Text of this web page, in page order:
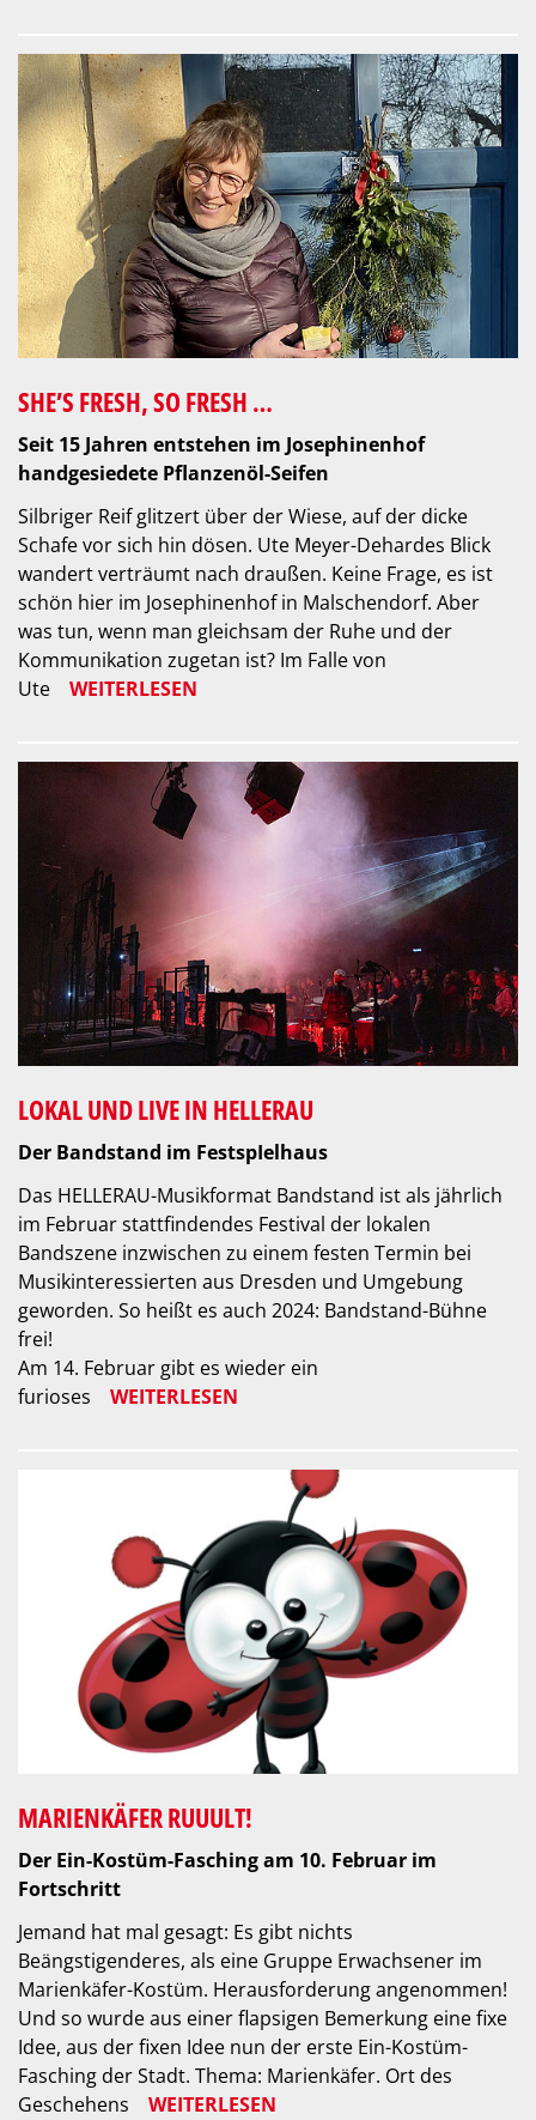
SHE’S FRESH, SO FRESH …
Seit 15 Jahren entstehen im Josephinenhof
handgesiedete Pflanzenöl-Seifen
Silbriger Reif glitzert über der Wiese, auf der dicke
Schafe vor sich hin dösen. Ute Meyer-Dehardes Blick
wandert verträumt nach draußen. Keine Frage, es ist
schön hier im Josephinenhof in Malschendorf. Aber
was tun, wenn man gleichsam der Ruhe und der
Kommunikation zugetan ist? Im Falle von
Ute
WEITERLESEN
LOKAL UND LIVE IN HELLERAU
Der Bandstand im FestspIelhaus
Das HELLERAU-Musikformat Bandstand ist als jährlich
im Februar stattfindendes Festival der lokalen
Bandszene inzwischen zu einem festen Termin bei
Musikinteressierten aus Dresden und Umgebung
geworden. So heißt es auch 2024: Bandstand-Bühne
frei!
Am 14. Februar gibt es wieder ein
furioses
WEITERLESEN
MARIENKÄFER RUUULT!
Der Ein-Kostüm-Fasching am 10. Februar im
Fortschritt
Jemand hat mal gesagt: Es gibt nichts
Beängstigenderes, als eine Gruppe Erwachsener im
Marienkäfer-Kostüm. Herausforderung angenommen!
Und so wurde aus einer flapsigen Bemerkung eine fixe
Idee, aus der fixen Idee nun der erste Ein-Kostüm-
Fasching der Stadt. Thema: Marienkäfer. Ort des
Geschehens
WEITERLESEN